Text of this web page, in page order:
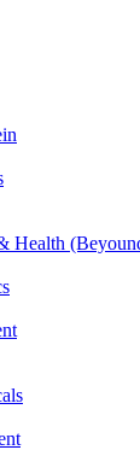
Health